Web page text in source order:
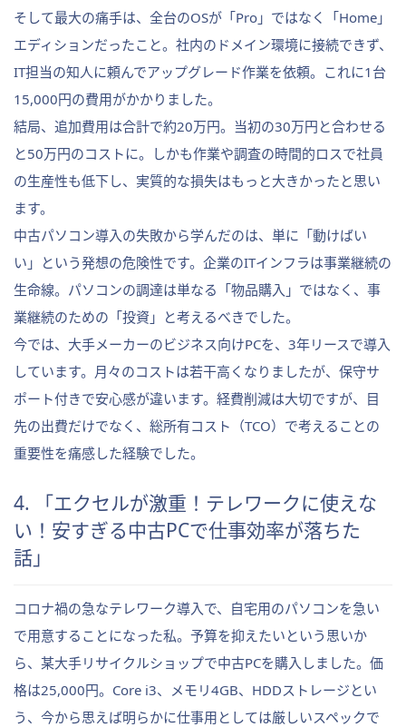
そして最大の痛手は、全台のOSが「Pro」ではなく「Home」
エディションだったこと。社内のドメイン環境に接続できず、
IT担当の知人に頼んでアップグレード作業を依頼。これに1台
15,000円の費用がかかりました。
結局、追加費用は合計で約20万円。当初の30万円と合わせる
と50万円のコストに。しかも作業や調査の時間的ロスで社員
の生産性も低下し、実質的な損失はもっと大きかったと思い
ます。
中古パソコン導入の失敗から学んだのは、単に「動けばい
い」という発想の危険性です。企業のITインフラは事業継続の
生命線。パソコンの調達は単なる「物品購入」ではなく、事
業継続のための「投資」と考えるべきでした。
今では、大手メーカーのビジネス向けPCを、3年リースで導入
しています。月々のコストは若干高くなりましたが、保守サ
ポート付きで安心感が違います。経費削減は大切ですが、目
先の出費だけでなく、総所有コスト（TCO）で考えることの
重要性を痛感した経験でした。
4. 「エクセルが激重！テレワークに使えな
い！安すぎる中古PCで仕事効率が落ちた
話」
コロナ禍の急なテレワーク導入で、自宅用のパソコンを急い
で用意することになった私。予算を抑えたいという思いか
ら、某大手リサイクルショップで中古PCを購入しました。価
格は25,000円。Core i3、メモリ4GB、HDDストレージとい
う、今から思えば明らかに仕事用としては厳しいスペックで